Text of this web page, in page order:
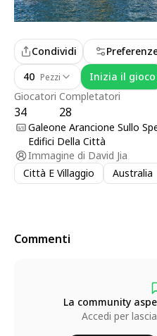
Giocatori
34
Completatori
28
Condividi
40 Pezzi Inizia il gioco
Galeone Arancione Sullo
Edifici Della Città
Immagine di David Jia
Città E Villaggio
Australia
Commenti
La community
Accedi per